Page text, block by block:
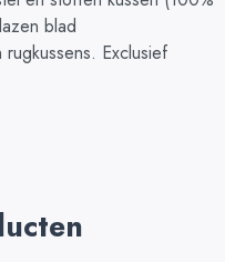
blad
Exclusief